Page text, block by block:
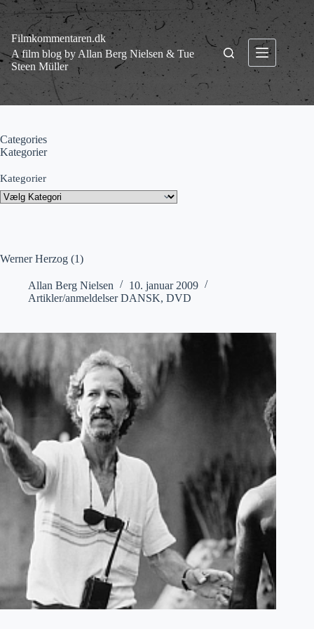
Fortsæt
indhold
Filmkommentaren.dk
A film blog by Allan Berg Nielsen & Tue
Steen Müller
Werner Herzog (1)
Allan Berg Nielsen
10. januar 2009
Artikler/anmeldelser DANSK, DVD
Categories
Kategorier
Kategorier